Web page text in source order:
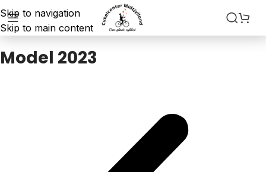
Skip to navigation
Skip to main content
Model 2023